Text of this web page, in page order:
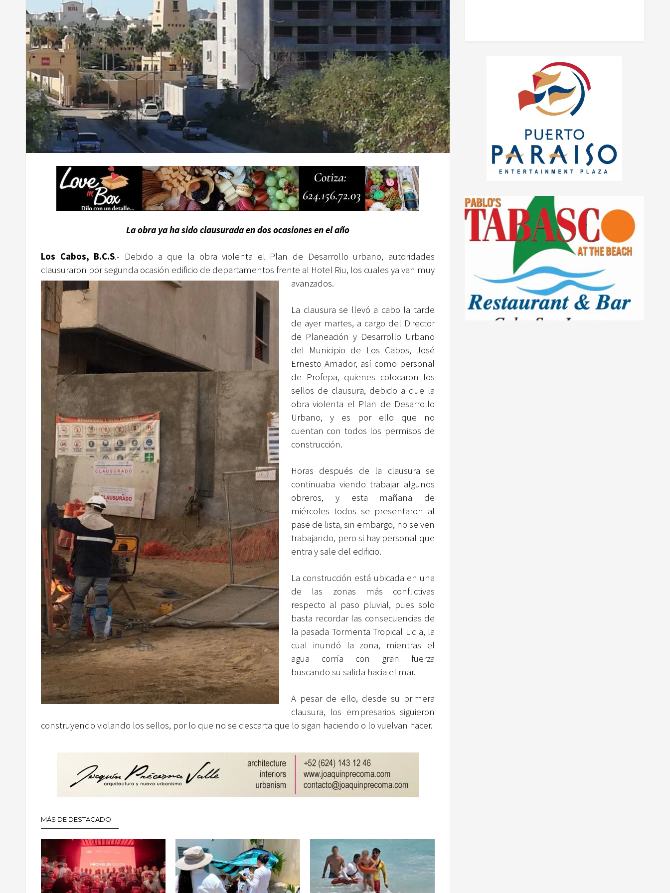
La obra ya ha sido clausurada en dos ocasiones en el año
Los Cabos, B.C.S.- Debido a que la obra violenta el Plan de Desarrollo urbano, autoridades
clausuraron por segunda ocasión edificio de departamentos frente al Hotel Riu, los cuales ya van muy
avanzados.
La clausura se llevó a cabo la tarde
de ayer martes, a cargo del Director
de Planeación y Desarrollo Urbano
del Municipio de Los Cabos, José
Ernesto Amador, así como personal
de Profepa, quienes colocaron los
sellos de clausura, debido a que la
obra violenta el Plan de Desarrollo
Urbano, y es por ello que no
cuentan con todos los permisos de
construcción.
Horas después de la clausura se
continuaba viendo trabajar algunos
obreros, y esta mañana de
miércoles todos se presentaron al
pase de lista, sin embargo, no se ven
trabajando, pero si hay personal que
entra y sale del edificio.
La construcción está ubicada en una
de las zonas más conflictivas
respecto al paso pluvial, pues solo
basta recordar las consecuencias de
la pasada Tormenta Tropical Lidia, la
cual inundó la zona, mientras el
agua corría con gran fuerza
buscando su salida hacia el mar.
A pesar de ello, desde su primera
clausura, los empresarios siguieron
construyendo violando los sellos, por lo que no se descarta que lo sigan haciendo o lo vuelvan hacer.
MÁS DE DESTACADO